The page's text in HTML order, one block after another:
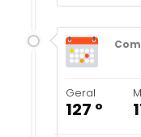
Geral
127 º